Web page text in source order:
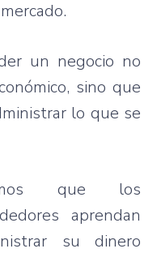
mercado.
un negocio no
, sino que
lo que se
que los
aprendan
su
dinero